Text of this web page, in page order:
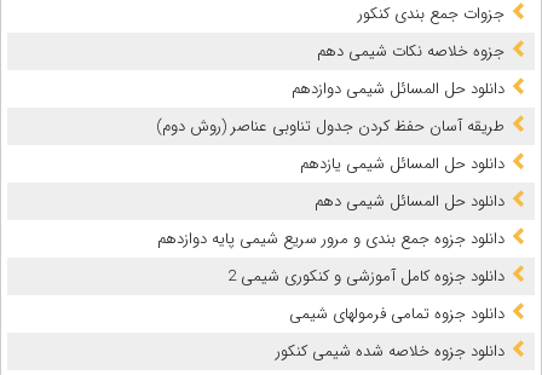
جزوات جمع بندی کنکور
جزوه خلاصه نکات شیمی دهم
دانلود حل المسائل شیمی دوازدهم
طریقه آسان حفظ کردن جدول تناوبی عناصر (روش دوم)
دانلود حل المسائل شیمی یازدهم
دانلود حل المسائل شیمی دهم
دانلود جزوه جمع بندی و مرور سریع شیمی پایه دوازدهم
دانلود جزوه کامل آموزشی و کنکوری شیمی 2
دانلود جزوه تمامی فرمولهای شیمی
دانلود جزوه خلاصه شده شیمی کنکور